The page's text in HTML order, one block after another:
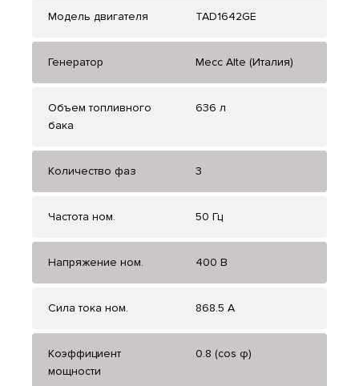
Модель двигателя TAD1642GE
Генератор Mecc Alte (Италия)
Объем топливного
бака
636 л
Количество фаз 3
Частота ном. 50 Гц
Напряжение ном. 400 В
Сила тока ном. 868.5 А
Коэффициент
мощности
0.8 (cos φ)